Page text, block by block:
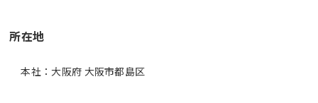
所在地
本社：大阪府 大阪市都島区